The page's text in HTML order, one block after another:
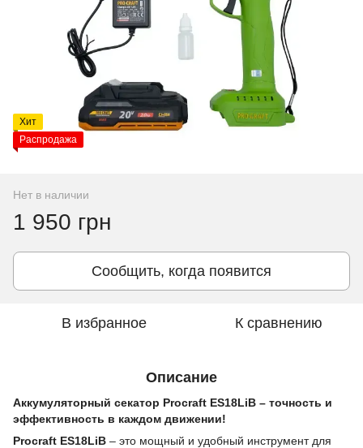
Хит
Распродажа
Нет в наличии
1 950 грн
Сообщить, когда появится
В избранное К сравнению
Описание
Аккумуляторный секатор Procraft ES18LiB – точность и
эффективность в каждом движении!
Procraft ES18LiB – это мощный и удобный инструмент для